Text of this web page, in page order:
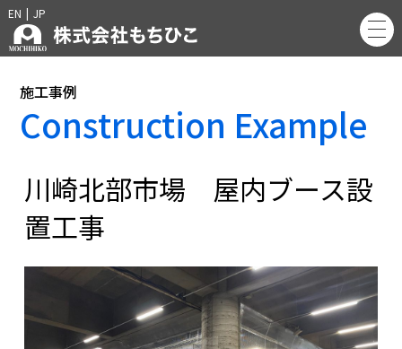
EN | JP
施工事例
Construction Example
川崎北部市場 屋内ブース設
置工事